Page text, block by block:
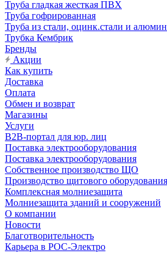
Труба гладкая жесткая ПВХ
Труба гофрированная
Труба из стали, оцинк.стали и
Трубка Кембрик
Бренды
Акции
Как купить
Доставка
Оплата
Обмен и возврат
Магазины
Услуги
B2B-портал для юр. лиц
Поставка электрооборудования
Поставка электрооборудования
Собственное производство ЩО
Производство щитового оборудования
Комплексная молниезащита
Молниезащита зданий и сооружений
О компании
Новости
Благотворительность
Карьера в РОС-Электро